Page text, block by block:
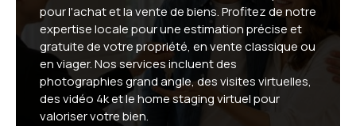
virtuelles et home staging virtuel. Acheteurs, vous
profitez de visites à distance et d'un suivi sur mesure
jusqu'à la signature.
Nous proposons également la vente enviager, une
formule patrimoniale adaptée à de nombreuses
pour l'achat et la vente de biens. Profitez de notre
expertise locale pour une estimation précise et
gratuite de votre propriété, en vente classique ou
en viager. Nos services incluent des
photographies grand angle, des visites virtuelles,
des vidéo 4k et le home staging virtuel pour
valoriser votre bien.